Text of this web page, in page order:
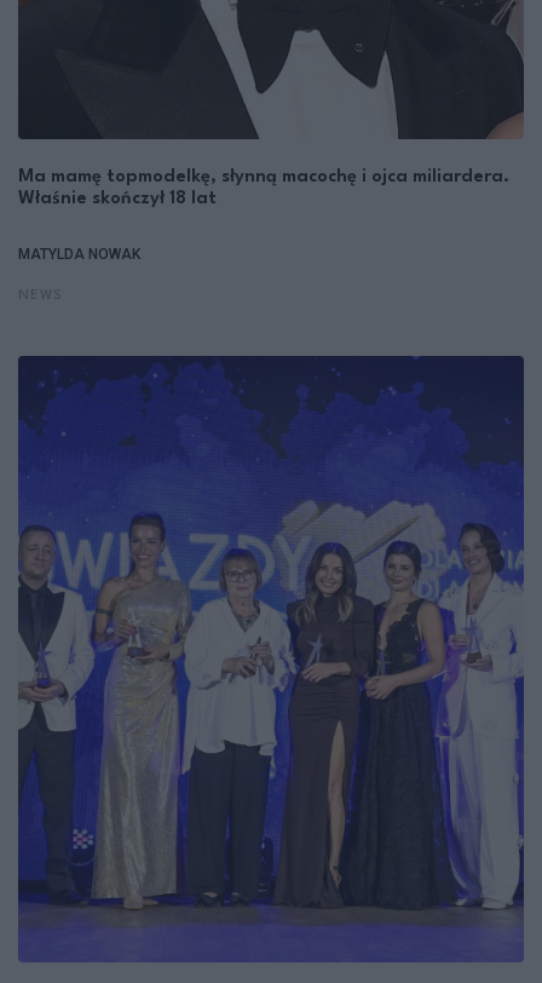
Ma mamę topmodelkę, słynną macochę i ojca miliardera.
Właśnie skończył 18 lat
MATYLDA NOWAK